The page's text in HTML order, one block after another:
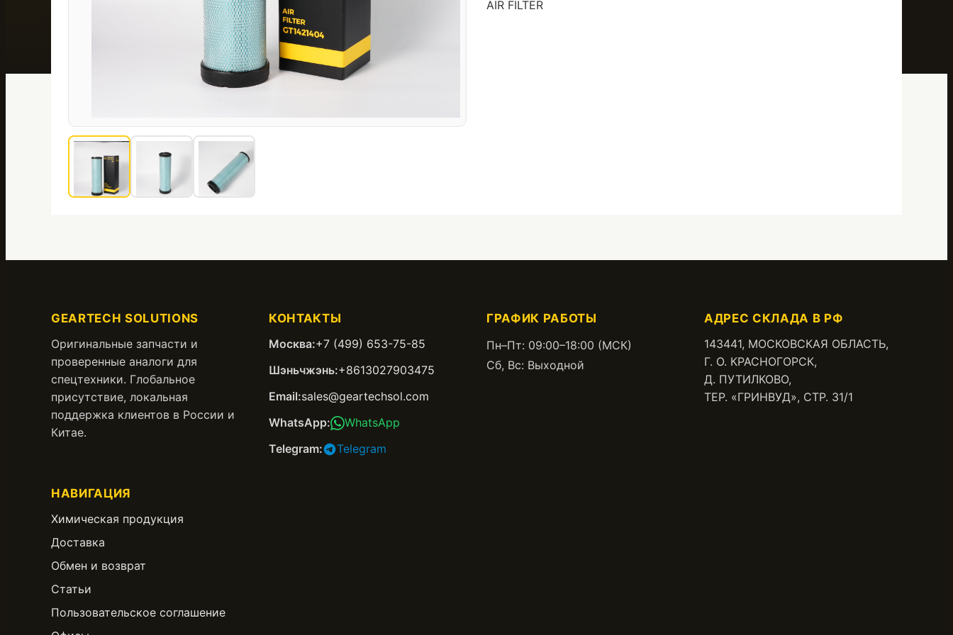
AIR FILTER
GEARTECH SOLUTIONS
Оригинальные запчасти и
проверенные аналоги для
спецтехники. Глобальное
присутствие, локальная
поддержка клиентов в России и
Китае.
КОНТАКТЫ
Москва:+7 (499) 653-75-85
Шэньчжэнь:+8613027903475
Email:sales@geartechsol.com
WhatsApp:
WhatsApp
Telegram:
Telegram
ГРАФИК РАБОТЫ
Пн–Пт: 09:00–18:00 (МСК)
Сб, Вс: Выходной
АДРЕС СКЛАДА В РФ
143441, МОСКОВСКАЯ ОБЛАСТЬ,
Г. О. КРАСНОГОРСК,
Д. ПУТИЛКОВО,
ТЕР. «ГРИНВУД», СТР. 31/1
НАВИГАЦИЯ
Химическая продукция
Доставка
Обмен и возврат
Статьи
Пользовательское соглашение